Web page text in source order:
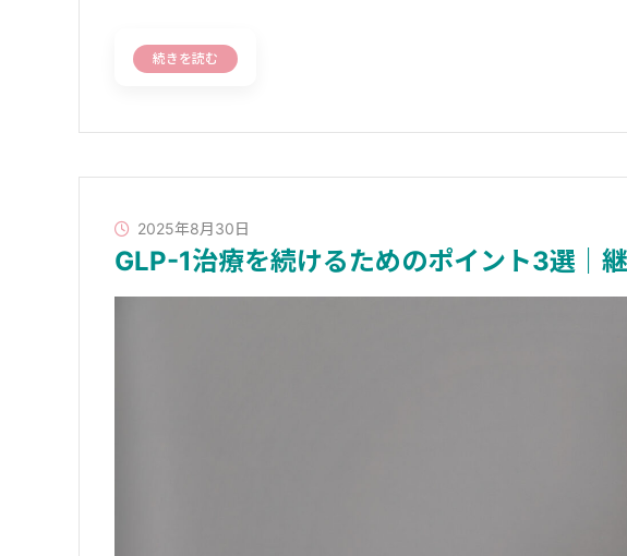
続きを読む
2025年8月30日
GLP-1治療を続けるためのポイント3選｜